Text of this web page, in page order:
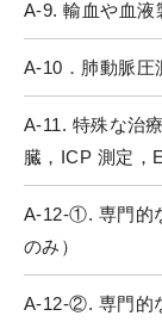
A-9. 輸血や血液
A-10．肺動脈
A-11. 特殊な治
臓，ICP 測定，
A-12-①. 専門的
のみ）
A-12-②. 専門的